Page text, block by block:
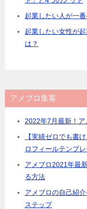
起業したい人が一
起業したい女性が
は？
アメブロ集客
2022年7月最新！
【実績ゼロでも書
ロフィールテンプレ
アメブロ2021年最
る方法
アメブロの自己紹
ステップ